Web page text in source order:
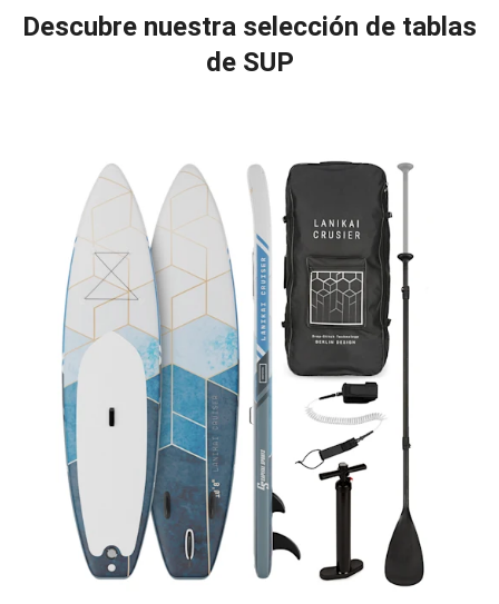
Descubre nuestra selección de tablas
de SUP